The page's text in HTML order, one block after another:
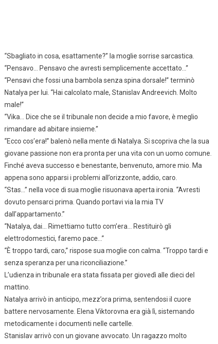
“Sbagliato in cosa, esattamente?” la moglie sorrise sarcastica.
“Pensavo… Pensavo che avresti semplicemente accettato…”
“Pensavi che fossi una bambola senza spina dorsale!” terminò
Natalya per lui. “Hai calcolato male, Stanislav Andreevich. Molto
male!”
“Vika… Dice che se il tribunale non decide a mio favore, è meglio
rimandare ad abitare insieme.”
“Ecco cos’era!” balenò nella mente di Natalya. Si scopriva che la sua
giovane passione non era pronta per una vita con un uomo comune.
Finché aveva successo e benestante, benvenuto, amore mio. Ma
appena sono apparsi i problemi all’orizzonte, addio, caro.
“Stas…” nella voce di sua moglie risuonava aperta ironia. “Avresti
dovuto pensarci prima. Quando portavi via la mia TV
dall’appartamento.”
“Natalya, dai… Rimettiamo tutto com’era… Restituirò gli
elettrodomestici, faremo pace…”
“È troppo tardi, caro,” rispose sua moglie con calma. “Troppo tardi e
senza speranza per una riconciliazione.”
L’udienza in tribunale era stata fissata per giovedì alle dieci del
mattino.
Natalya arrivò in anticipo, mezz’ora prima, sentendosi il cuore
battere nervosamente. Elena Viktorovna era già lì, sistemando
metodicamente i documenti nelle cartelle.
Stanislav arrivò con un giovane avvocato. Un ragazzo molto